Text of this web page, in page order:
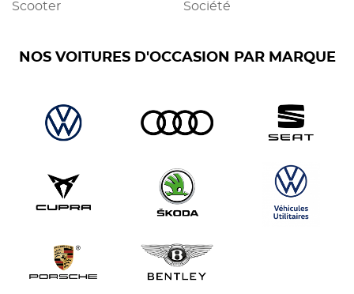
Scooter Société
NOS VOITURES D'OCCASION PAR MARQUE